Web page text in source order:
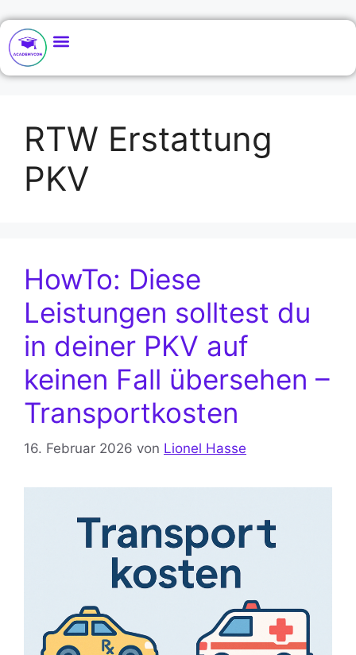
RTW Erstattung
PKV
HowTo: Diese
Leistungen solltest du
in deiner PKV auf
keinen Fall übersehen –
Transportkosten
16. Februar 2026 von Lionel Hasse